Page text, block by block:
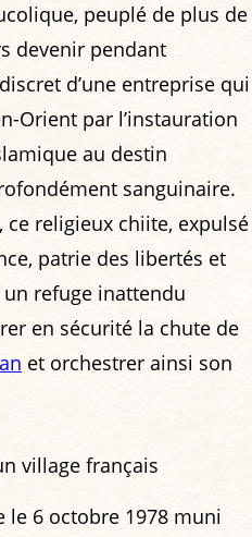
peuplé de plus de
devenir pendant
d’une entreprise qui
Orient par l’instauration
au destin
sanguinaire.
ce religieux chiite, expulsé
patrie des libertés et
un refuge inattendu
en sécurité la chute de
et orchestrer ainsi son
village français
le 6 octobre 1978 muni